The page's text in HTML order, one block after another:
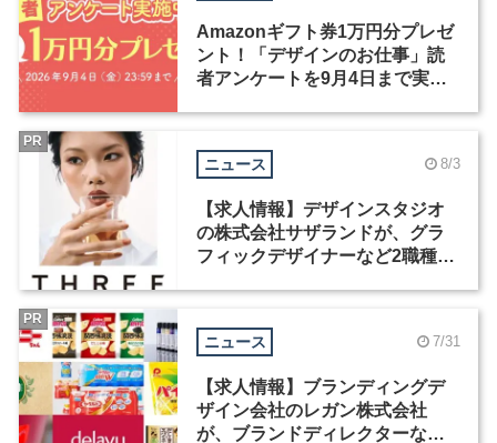
Amazonギフト券1万円分プレゼ
ント！「デザインのお仕事」読
者アンケートを9月4日まで実施
ニュース 8/3
【求人情報】デザインスタジオ
の株式会社サザランドが、グラ
フィックデザイナーなど2職種を
PR
ニュース 7/31
【求人情報】ブランディングデ
ザイン会社のレガン株式会社
が、ブランドディレクターなど3
PR